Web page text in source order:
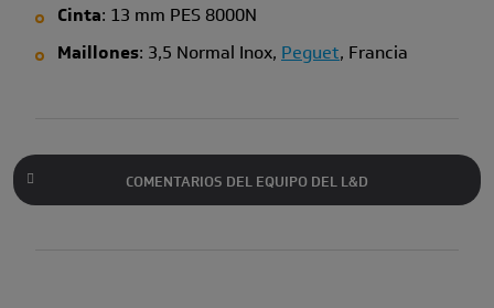
Cinta: 13 mm PES 8000N
Maillones: 3,5 Normal Inox, Peguet, Francia
COMENTARIOS DEL EQUIPO DEL L&D